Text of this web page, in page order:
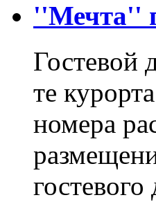
''Мечта''
Гостевой
те
номера